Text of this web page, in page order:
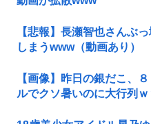
【悲報】長瀬智也さんぶ
しまうwww（動画あり）
【画像】昨日の銀だこ、
ルでクソ暑いのに大行列ｗ